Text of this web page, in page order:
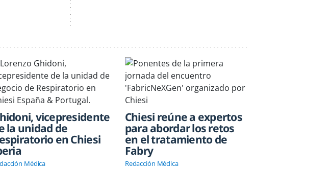
vicepresidente
la unidad de
en Chiesi
Médica
Chiesi reúne a expertos
para abordar los retos
en el tratamiento de
Fabry
Redacción Médica